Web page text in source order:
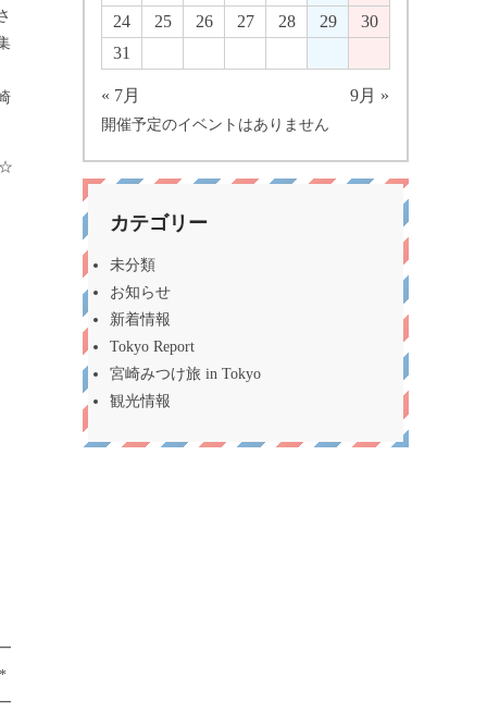
24
25 26 27 28 29
30
31
« 7月 9月 »
開催予定のイベントはありません
カテゴリー
未分類
お知らせ
新着情報
Tokyo Report
宮崎みつけ旅 in Tokyo
観光情報